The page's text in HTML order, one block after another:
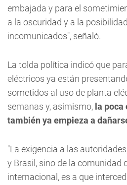
embajada y para el
a la oscuridad y a la
incomunicados", señaló.
La tolda política indicó que
eléctricos ya están
sometidos al uso de planta
semanas y, asimismo, la
también ya empieza a
"La exigencia a las
y Brasil, sino de la comunidad
internacional, es a que